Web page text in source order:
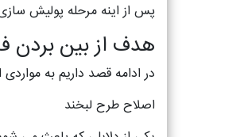
پس از اینه مرحله پولیش
هدف از بین بردن
در ادامه قصد داریم به
اصلاح طرح لبخند